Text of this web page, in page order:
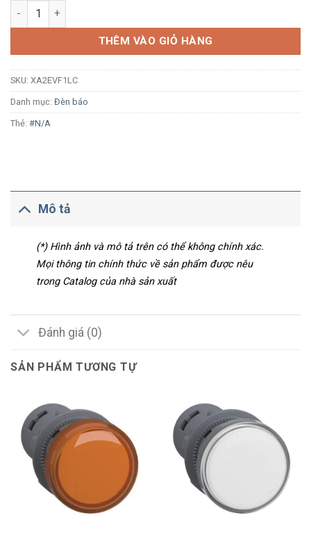
Đèn báo Schneider XA2EVF1LC Ø22 LED 110Vac trắng số lượng
THÊM VÀO GIỎ HÀNG
SKU: XA2EVF1LC
Danh mục: Đèn báo
Thẻ: #N/A
Mô tả
(*) Hình ảnh và mô tả trên có thể không chính xác.
Mọi thông tin chính thức về sản phẩm được nêu
trong Catalog của nhà sản xuất
Đánh giá (0)
SẢN PHẨM TƯƠNG TỰ